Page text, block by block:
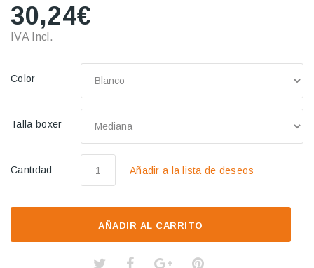
30,24€
IVA Incl.
Color
Talla boxer
Cantidad Añadir a la lista de deseos
AÑADIR AL CARRITO